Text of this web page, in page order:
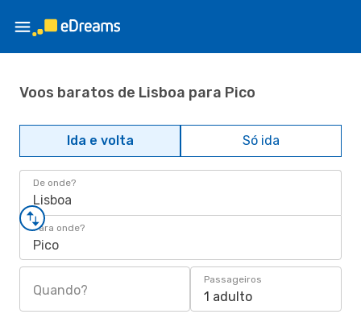
Voos baratos de Lisboa para Pico
Ida e volta Só ida
De onde?
Lisboa
Para onde?
Pico
Quando?
Passageiros
1 adulto